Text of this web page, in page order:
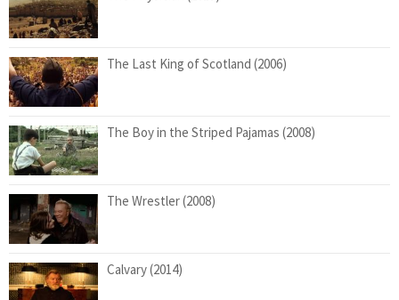
The Last King of Scotland (2006)
The Boy in the Striped Pajamas (2008)
The Wrestler (2008)
Calvary (2014)